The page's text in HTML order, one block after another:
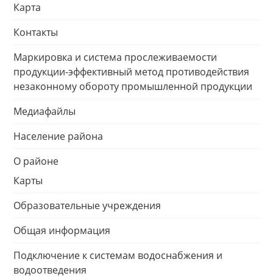
Карта
Контакты
Маркировка и система прослеживаемости
продукции-эффективный метод противодействия
незаконному обороту промышленной продукции
Медиафайлы
Население района
О районе
Карты
Образовательные учреждения
Общая информация
Подключение к системам водоснабжения и
водоотведения